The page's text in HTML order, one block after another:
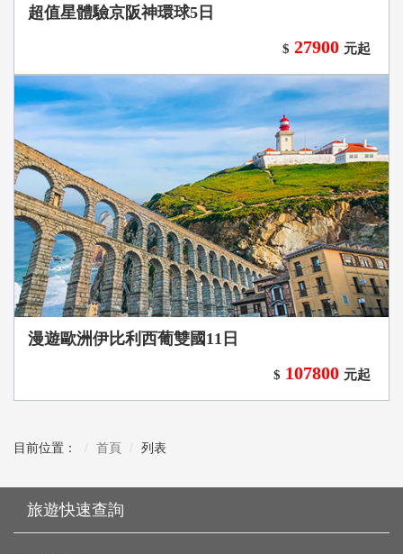
超值星體驗京阪神環球5日
$ 27900 元起
漫遊歐洲伊比利西葡雙國11日
$ 107800 元起
目前位置： 首頁 列表